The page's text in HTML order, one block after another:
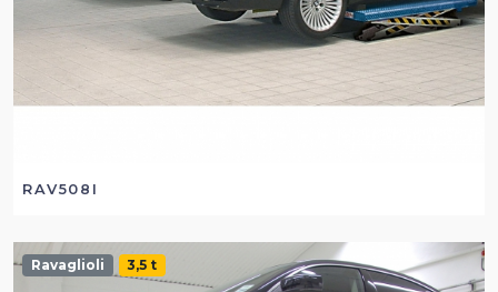
RAV508I
Ravaglioli 3,5 t